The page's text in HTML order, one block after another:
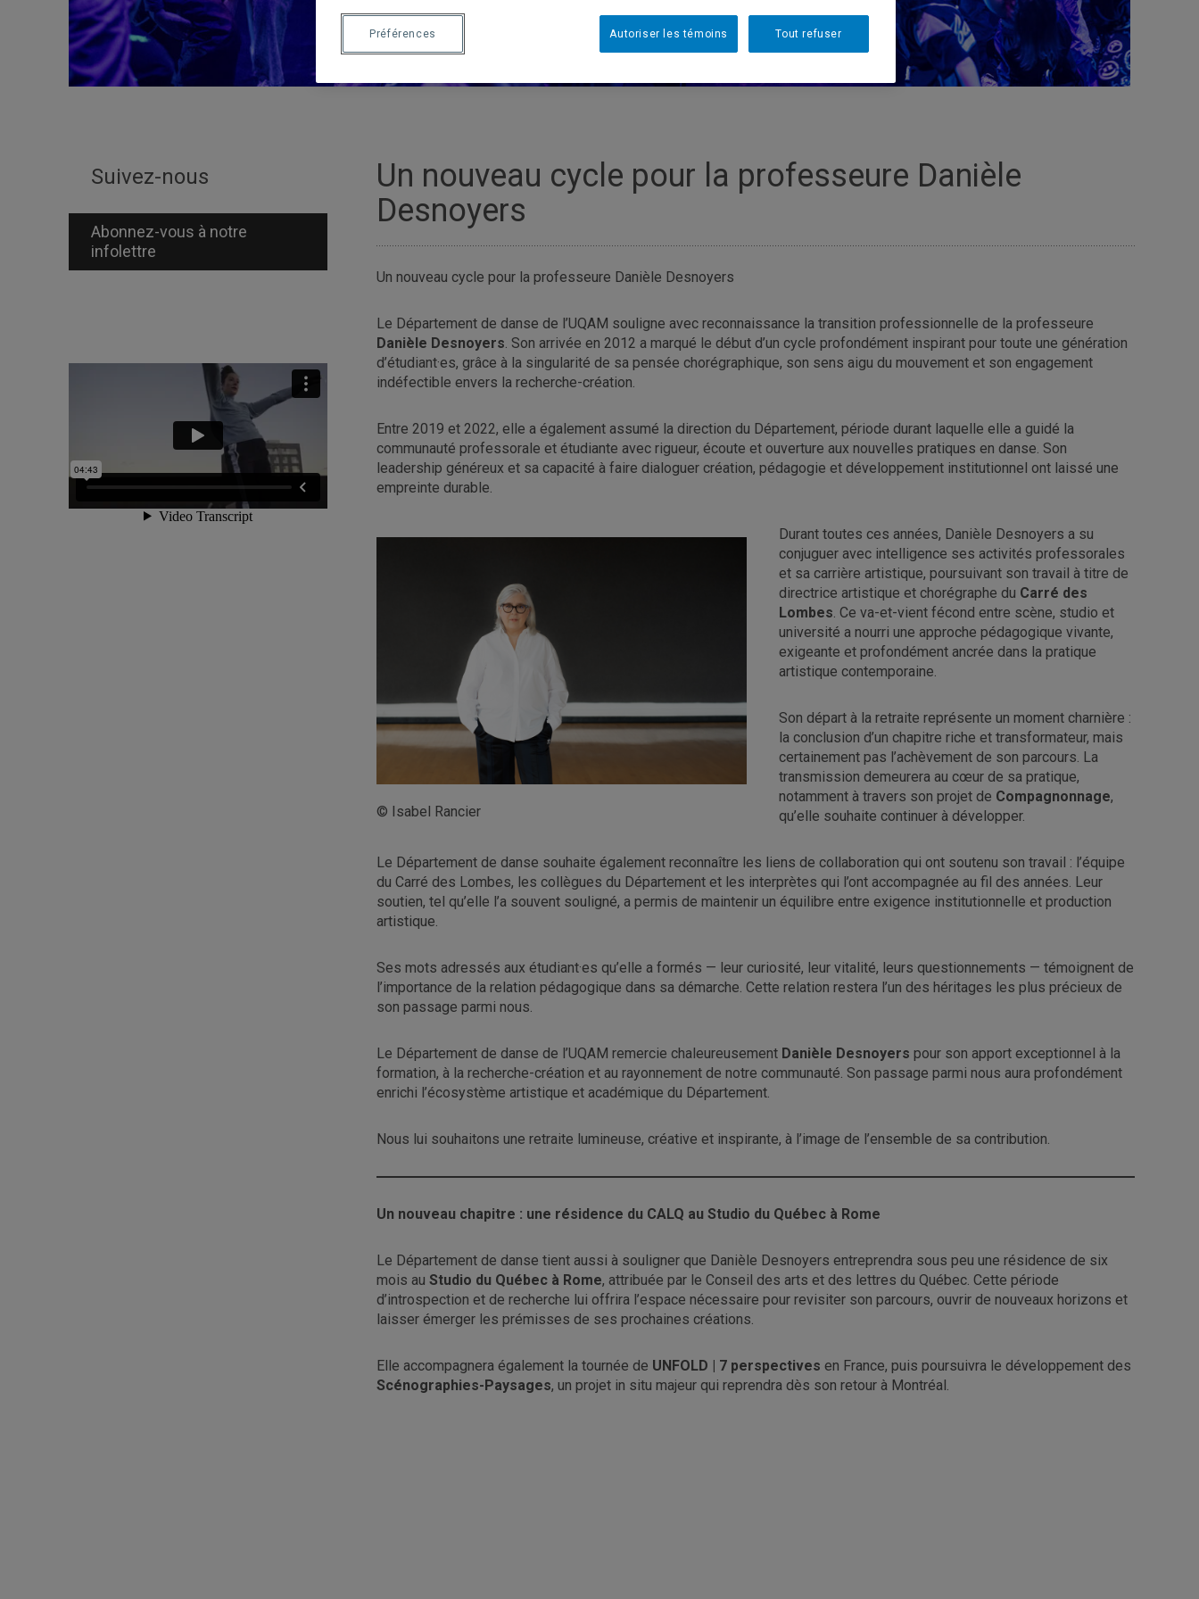
Suivez-nous
Abonnez-vous à notre
infolettre
Un nouveau cycle pour la professeure Danièle
Desnoyers
Un nouveau cycle pour la professeure Danièle Desnoyers
Le Département de danse de l’UQAM souligne avec reconnaissance la transition professionnelle de la professeure
Danièle Desnoyers. Son arrivée en 2012 a marqué le début d’un cycle profondément inspirant pour toute une génération
d’étudiant·es, grâce à la singularité de sa pensée chorégraphique, son sens aigu du mouvement et son engagement
indéfectible envers la recherche-création.
Entre 2019 et 2022, elle a également assumé la direction du Département, période durant laquelle elle a guidé la
communauté professorale et étudiante avec rigueur, écoute et ouverture aux nouvelles pratiques en danse. Son
leadership généreux et sa capacité à faire dialoguer création, pédagogie et développement institutionnel ont laissé une
empreinte durable.
© Isabel Rancier
Durant toutes ces années, Danièle Desnoyers a su
conjuguer avec intelligence ses activités professorales
et sa carrière artistique, poursuivant son travail à titre de
directrice artistique et chorégraphe du Carré des
Lombes. Ce va-et-vient fécond entre scène, studio et
université a nourri une approche pédagogique vivante,
exigeante et profondément ancrée dans la pratique
artistique contemporaine.
Son départ à la retraite représente un moment charnière :
la conclusion d’un chapitre riche et transformateur, mais
certainement pas l’achèvement de son parcours. La
transmission demeurera au cœur de sa pratique,
notamment à travers son projet de Compagnonnage,
qu’elle souhaite continuer à développer.
Le Département de danse souhaite également reconnaître les liens de collaboration qui ont soutenu son travail : l’équipe
du Carré des Lombes, les collègues du Département et les interprètes qui l’ont accompagnée au fil des années. Leur
soutien, tel qu’elle l’a souvent souligné, a permis de maintenir un équilibre entre exigence institutionnelle et production
artistique.
Ses mots adressés aux étudiant·es qu’elle a formés — leur curiosité, leur vitalité, leurs questionnements — témoignent de
l’importance de la relation pédagogique dans sa démarche. Cette relation restera l’un des héritages les plus précieux de
son passage parmi nous.
Le Département de danse de l’UQAM remercie chaleureusement Danièle Desnoyers pour son apport exceptionnel à la
formation, à la recherche-création et au rayonnement de notre communauté. Son passage parmi nous aura profondément
enrichi l’écosystème artistique et académique du Département.
Nous lui souhaitons une retraite lumineuse, créative et inspirante, à l’image de l’ensemble de sa contribution.
Un nouveau chapitre : une résidence du CALQ au Studio du Québec à Rome
Le Département de danse tient aussi à souligner que Danièle Desnoyers entreprendra sous peu une résidence de six
mois au Studio du Québec à Rome, attribuée par le Conseil des arts et des lettres du Québec. Cette période
d’introspection et de recherche lui offrira l’espace nécessaire pour revisiter son parcours, ouvrir de nouveaux horizons et
laisser émerger les prémisses de ses prochaines créations.
Elle accompagnera également la tournée de UNFOLD | 7 perspectives en France, puis poursuivra le développement des
Scénographies-Paysages, un projet in situ majeur qui reprendra dès son retour à Montréal.
Tout refuser
Autoriser les témoins
Préférences